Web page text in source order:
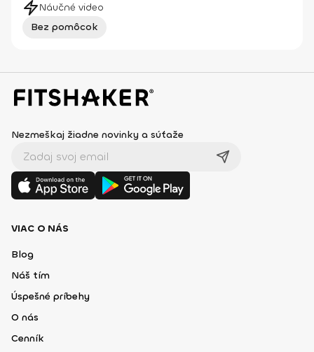
Náučné video
Bez pomôcok
Nezmeškaj žiadne novinky a súťaže
VIAC O NÁS
Blog
Náš tím
Úspešné príbehy
O nás
Cenník